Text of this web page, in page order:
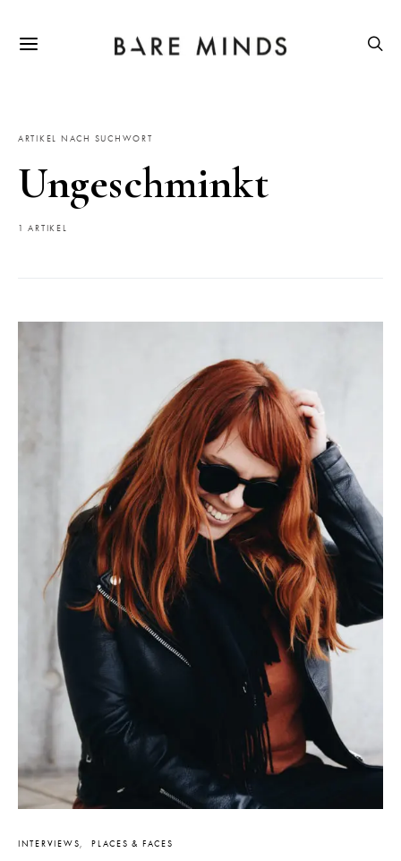
ARTIKEL NACH SUCHWORT
Ungeschminkt
1 ARTIKEL
INTERVIEWS PLACES & FACES